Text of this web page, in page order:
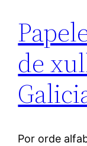
de
Por orde